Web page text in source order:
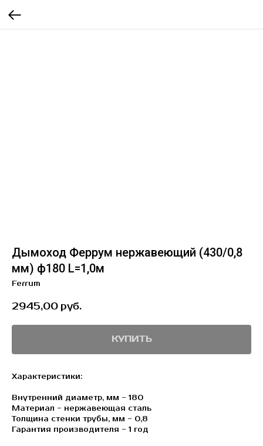
Дымоход Феррум нержавеющий (430/0,8
мм) ф180 L=1,0м
Ferrum
2945,00 руб.
КУПИТЬ
Характеристики:
Внутренний диаметр, мм - 180
Материал - нержавеющая сталь
Толщина стенки трубы, мм - 0,8
Гарантия производителя - 1 год